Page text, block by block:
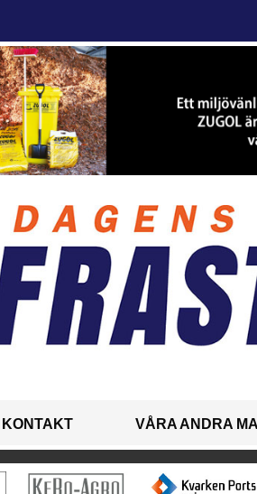
KONTAKT VÅRA ANDRA